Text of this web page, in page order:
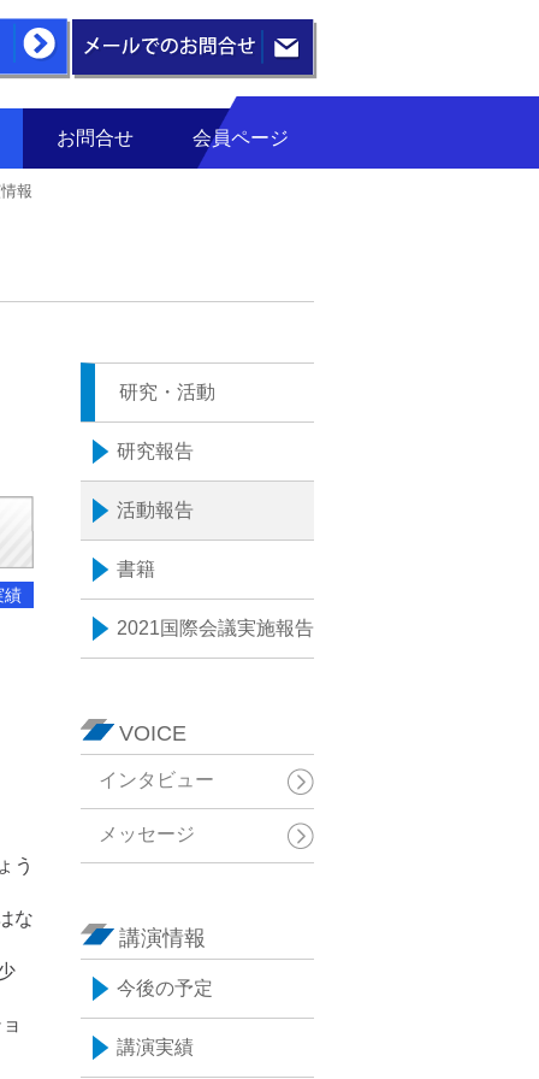
お問合せ 会員ページ
報
績
う
な
研究・活動
研究報告
活動報告
書籍
2021国際会議実施報告
VOICE
インタビュー
メッセージ
講演情報
今後の予定
講演実績